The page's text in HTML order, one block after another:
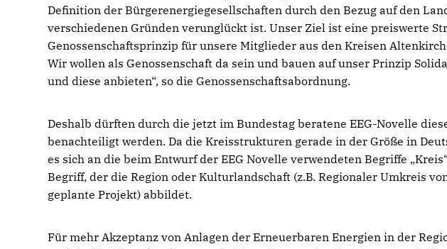
Definition der Bürgerenergiegesellschaften durch den Bezug auf den
verschiedenen Gründen verunglückt ist. Unser Ziel ist eine preiswerte
Genossenschaftsprinzip für unsere Mitglieder aus den Kreisen
Wir wollen als Genossenschaft da sein und bauen auf unser Prinzip
und diese anbieten“, so die Genossenschaftsabordnung.
Deshalb dürften durch die jetzt im Bundestag beratene EEG-Novelle
benachteiligt werden. Da die Kreisstrukturen gerade in der Größe in
es sich an die beim Entwurf der EEG Novelle verwendeten Begriffe
Begriff, der die Region oder Kulturlandschaft (z.B. Regionaler Umkreis
geplante Projekt) abbildet.
Für mehr Akzeptanz von Anlagen der Erneuerbaren Energien in der